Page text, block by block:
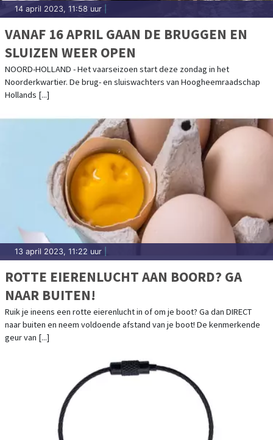
14 april 2023, 11:58 uur
VANAF 16 APRIL GAAN DE BRUGGEN EN
SLUIZEN WEER OPEN
NOORD-HOLLAND - Het vaarseizoen start deze zondag in het
Noorderkwartier. De brug- en sluiswachters van Hoogheemraadschap
Hollands [...]
13 april 2023, 11:22 uur
ROTTE EIERENLUCHT AAN BOORD? GA
NAAR BUITEN!
Ruik je ineens een rotte eierenlucht in of om je boot? Ga dan DIRECT
naar buiten en neem voldoende afstand van je boot! De kenmerkende
geur van [...]